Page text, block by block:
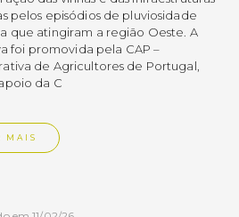
pelos episódios de pluviosidade
que atingiram a região Oeste. A
foi promovida pela CAP –
de Agricultores de Portugal,
da C
MAIS